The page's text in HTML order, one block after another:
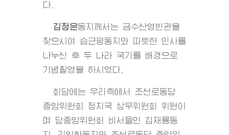
다.
김정은동지 께서는 금수산영빈관을
찾으시여 습근평동지와 따뜻한 인사를
나누신 후 두 나라 국기를 배경으로
기념촬영을 하시였다.
회담에는 우리측에서 조선로동당
중앙위원회 정치국 상무위원회 위원이
며 당중앙위원회 비서들인 김재룡동